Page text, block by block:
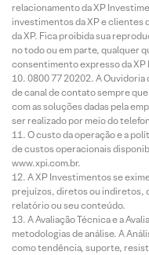
relacionamento da XP
investimentos da XP e clientes
da XP. Fica proibida sua
no todo ou em parte, qualquer
consentimento expresso da
0800 77 20202. A Ouvidoria
de canal de contato sempre
com as soluções dadas pela
ser realizado por meio do
O custo da operação e a
de custos operacionais
www.xpi.com.br.
A XP Investimentos se
prejuízos, diretos ou indiretos,
relatório ou seu conteúdo.
A Avaliação Técnica e a
metodologias de análise. A
como tendência, suporte,